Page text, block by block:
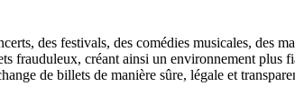
des festivals, des comédies musicales, des
frauduleux, créant ainsi un environnement plus
de billets de manière sûre, légale et